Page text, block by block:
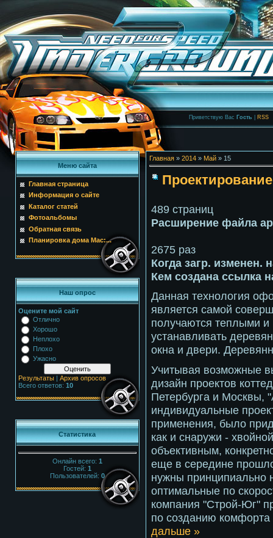
Приветствую Вас Гость RSS
Меню сайта
Главная страница
Информация о сайте
Каталог статей
Фотоальбомы
Обратная связь
Планировка дома Mac:...
Наш опрос
Оцените мой сайт
Отлично
Хорошо
Неплохо
Плохо
Ужасно
Результаты| Архив опросов
Всего ответов: 10
Статистика
Онлайн всего: 1
Гостей: 1
Пользователей: 0
Главная» 2014 » Май » 15
489 страниц
Расширение файла
2675 раз
Когда загр. изменен.
Кем создана ссылка
Данная технология
является самой
получаются теплыми и
устанавливать
окна и двери.
Учитывая возможные
дизайн проектов
Петербурга и Москвы,
индивидуальные
применения, было
как и снаружи -
объективным,
еще в середине
нужны принципиально
оптимальные по
компания "Строй-Юг"
по созданию
дальше »